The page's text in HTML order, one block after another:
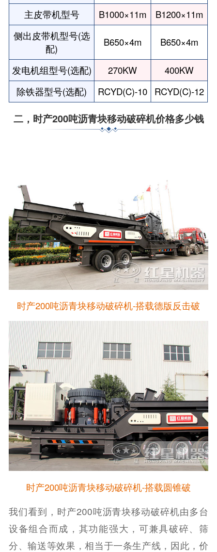
主皮带机型号 B1000×11m
B1200×11m
侧出皮带机型号(选
配)
B650×4m B650×4m
发电机组型号(选配) 270KW
400KW
除铁器型号(选配)
RCYD(C)-10 RCYD(C)-12
二，时产200吨沥青块移动破碎机价格多少钱
时产200吨沥青块移动破碎机-搭载德版反击破
时产200吨沥青块移动破碎机-搭载圆锥破
我们看到，时产200吨沥青块移动破碎机由多台
设备组合而成，其功能强大，可兼具破碎、筛
分、输送等效果，相当于一条生产线，因此，价